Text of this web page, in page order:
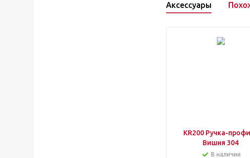
Аксессуары
KR200 Ручка-
Вишня 304
В наличии